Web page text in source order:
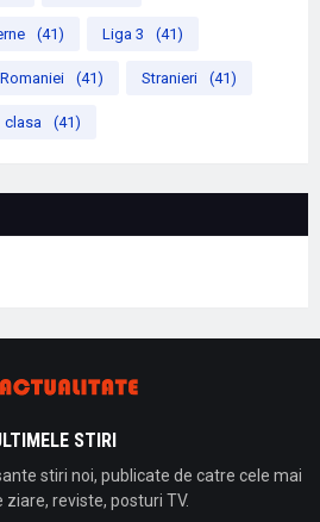
(41) Liga 3 (41)
Romaniei (41) Stranieri (41)
clasa (41)
STIRI
stiri noi, publicate de catre cele mai
reviste, posturi TV.